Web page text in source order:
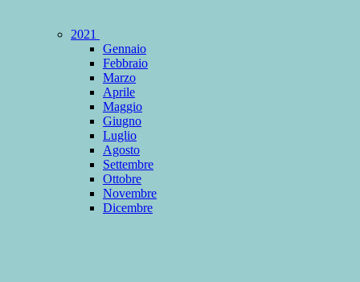
2021
Gennaio
Febbraio
Marzo
Aprile
Maggio
Giugno
Luglio
Agosto
Settembre
Ottobre
Novembre
Dicembre